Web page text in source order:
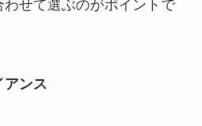
せて選ぶのがポイントで
アンス